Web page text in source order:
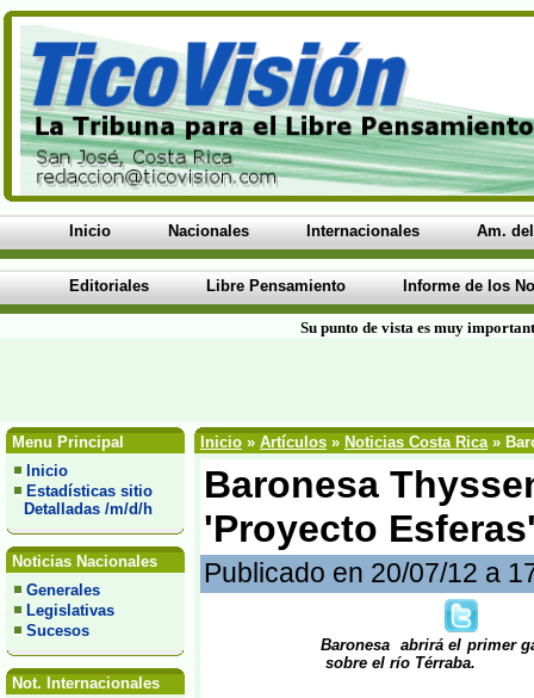
Inicio Nacionales Internacionales Am.
Editoriales Libre Pensamiento Informe de los
Su punto de vista es muy
Menu Principal
Inicio
Estadísticas sitio
Detalladas /m/d/h
Noticias Nacionales
Generales
Legislativas
Sucesos
Not. Internacionales
Inicio » Artículos » Noticias Costa Rica»
Baronesa
'Proyecto
Publicado en 20/07/12 a
Baronesa abrirá el primer
sobre el río Térraba.